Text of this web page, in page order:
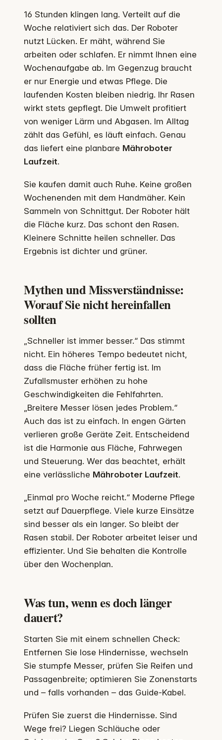
16 Stunden klingen lang. Verteilt auf die
Woche relativiert sich das. Der Roboter
nutzt Lücken. Er mäht, während Sie
arbeiten oder schlafen. Er nimmt Ihnen eine
Wochenaufgabe ab. Im Gegenzug braucht
er nur Energie und etwas Pflege. Die
laufenden Kosten bleiben niedrig. Ihr Rasen
wirkt stets gepflegt. Die Umwelt profitiert
von weniger Lärm und Abgasen. Im Alltag
zählt das Gefühl, es läuft einfach. Genau
das liefert eine planbare Mähroboter
Laufzeit.
Sie kaufen damit auch Ruhe. Keine großen
Wochenenden mit dem Handmäher. Kein
Sammeln von Schnittgut. Der Roboter hält
die Fläche kurz. Das schont den Rasen.
Kleinere Schnitte heilen schneller. Das
Ergebnis ist dichter und grüner.
Mythen und Missverständnisse:
Worauf Sie nicht hereinfallen
sollten
„Schneller ist immer besser.“ Das stimmt
nicht. Ein höheres Tempo bedeutet nicht,
dass die Fläche früher fertig ist. Im
Zufallsmuster erhöhen zu hohe
Geschwindigkeiten die Fehlfahrten.
„Breitere Messer lösen jedes Problem.“
Auch das ist zu einfach. In engen Gärten
verlieren große Geräte Zeit. Entscheidend
ist die Harmonie aus Fläche, Fahrwegen
und Steuerung. Wer das beachtet, erhält
eine verlässliche Mähroboter Laufzeit.
„Einmal pro Woche reicht.“ Moderne Pflege
setzt auf Dauerpflege. Viele kurze Einsätze
sind besser als ein langer. So bleibt der
Rasen stabil. Der Roboter arbeitet leiser und
effizienter. Und Sie behalten die Kontrolle
über den Wochenplan.
Was tun, wenn es doch länger
dauert?
Starten Sie mit einem schnellen Check:
Entfernen Sie lose Hindernisse, wechseln
Sie stumpfe Messer, prüfen Sie Reifen und
Passagenbreite; optimieren Sie Zonenstarts
und – falls vorhanden – das Guide-Kabel.
Prüfen Sie zuerst die Hindernisse. Sind
Wege frei? Liegen Schläuche oder